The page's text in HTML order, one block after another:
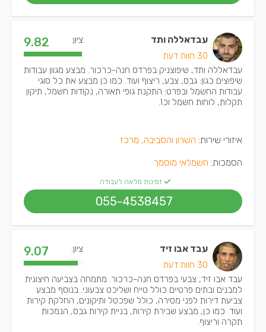
עבדאללה ותד
30 חוות דעת
ציון: 9.82
עבדאללה ותד, שיפוצניק בפרדס חנה-כרכור. מבצע מגוון עבודות
שיפוצים כגון: גבס, צבע, ריצוף ועוד. כמו כן מבצע את כל סוגי
עבודות החשמל ובפרט: התקנת גופי תאורה, נקודות חשמל, תיקון
תקלות, לוחות חשמל וכו'.
איזורי שירות: השרון והסביבה, מרכז
הסמכות: חשמלאי מוסמך
זמינות מלאה לעבודה
055-4538457
עבד אבו זיד
30 חוות דעת
ציון: 9.07
עבד אבו זיד, צבעי בפרדס חנה-כרכור. מתמחה בצביעה חיצונית
למבנים ובתים פרטיים כולל טייח ושליכט צבעוני. בנוסף מבצע
צביעת דירות לפני מסירה, כולל שפכטל ותיקונים, החלקת קירות
ועוד. כמו כן, מבצע שבירת קירות, בניית קירות גבס, הנמכות
תקרה וריצוף.